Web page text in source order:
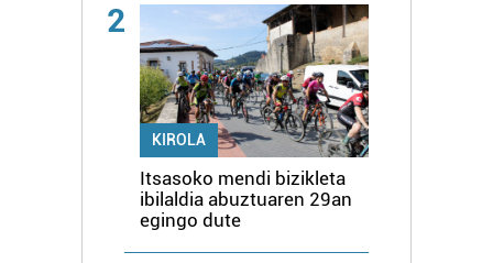
2
KIROLA
Itsasoko mendi bizikleta
ibilaldia abuztuaren 29an
egingo dute